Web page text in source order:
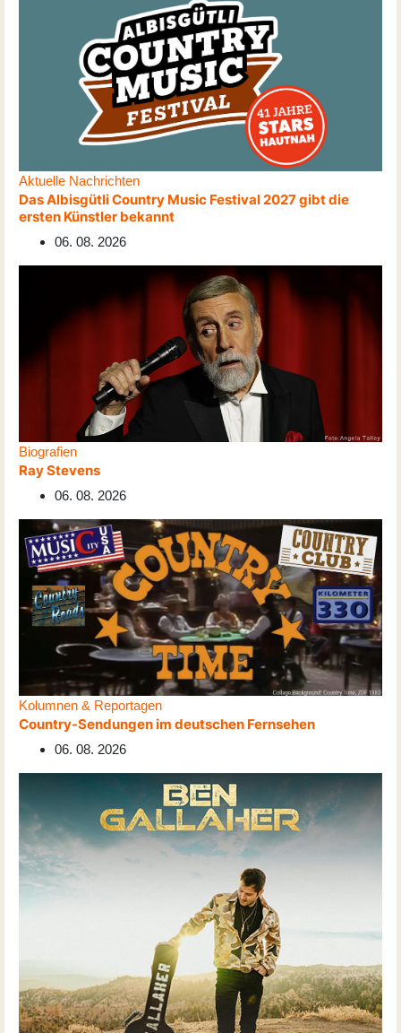
Aktuelle Nachrichten
Das Albisgütli Country Music Festival 2027 gibt die
ersten Künstler bekannt
06. 08. 2026
Biografien
Ray Stevens
06. 08. 2026
Kolumnen & Reportagen
Country-Sendungen im deutschen Fernsehen
06. 08. 2026